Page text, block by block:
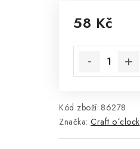
58 Kč
Kód zboží: 86278
Značka: Craft o´clock